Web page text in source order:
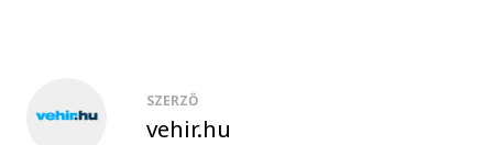
SZERZŐ
vehir.hu